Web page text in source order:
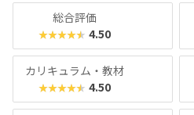
ひ体験していただきたい教室です。
総合評価
★★★★★ 4.50
カリキュラム・教材
★★★★★ 4.50